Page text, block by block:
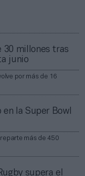
30 millones tras
junio
por más de 16
en la Super Bowl
más de 450
supera el